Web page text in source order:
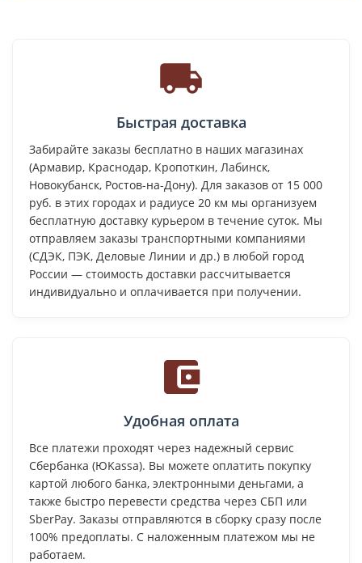
Быстрая доставка
Забирайте заказы бесплатно в наших магазинах
(Армавир, Краснодар, Кропоткин, Лабинск,
Новокубанск, Ростов-на-Дону). Для заказов от 15 000
руб. в этих городах и радиусе 20 км мы организуем
бесплатную доставку курьером в течение суток. Мы
отправляем заказы транспортными компаниями
(СДЭК, ПЭК, Деловые Линии и др.) в любой город
России — стоимость доставки рассчитывается
индивидуально и оплачивается при получении.
Удобная оплата
Все платежи проходят через надежный сервис
Сбербанка (ЮKassa). Вы можете оплатить покупку
картой любого банка, электронными деньгами, а
также быстро перевести средства через СБП или
SberPay. Заказы отправляются в сборку сразу после
100% предоплаты. С наложенным платежом мы не
работаем.